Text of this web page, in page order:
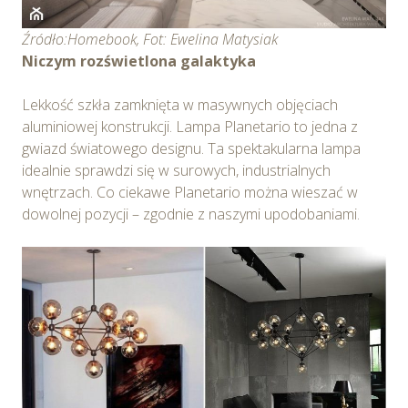
Źródło:Homebook, Fot: Ewelina Matysiak
Niczym rozświetlona galaktyka
Lekkość szkła zamknięta w masywnych objęciach
aluminiowej konstrukcji. Lampa Planetario to jedna z
gwiazd światowego designu. Ta spektakularna lampa
idealnie sprawdzi się w surowych, industrialnych
wnętrzach. Co ciekawe Planetario można wieszać w
dowolnej pozycji – zgodnie z naszymi upodobaniami.